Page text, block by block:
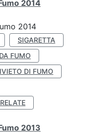
2014
2014
SIGARETTA
FUMO
DI FUMO
2013